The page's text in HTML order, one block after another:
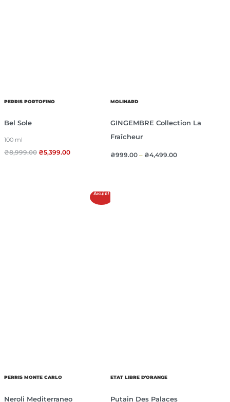
PERRIS PORTOFINO
Bel Sole
100 ml
₴8,999.00 ₴5,399.00
MOLINARD
GINGEMBRE Collection La
Fraîcheur
₴999.00 – ₴4,499.00
Акція!
PERRIS MONTE CARLO
Neroli Mediterraneo
ETAT LIBRE D'ORANGE
Putain Des Palaces